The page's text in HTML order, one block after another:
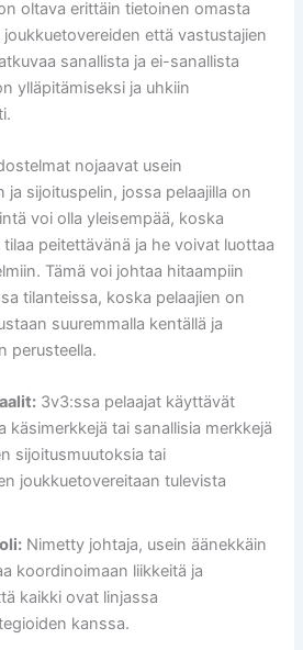
oltava erittäin tietoinen omasta
että vastustajien
sanallista ja ei-sanallista
ylläpitämiseksi ja uhkiin
nojaavat usein
ja sijoituspelin, jossa pelaajilla on
voi olla yleisempää, koska
peitettävänä ja he voivat luottaa
Tämä voi johtaa hitaampiin
tilanteissa, koska pelaajien on
suuremmalla kentällä ja
perusteella.
3v3:ssa pelaajat käyttävät
käsimerkkejä tai sanallisia merkkejä
sijoitusmuutoksia tai
joukkuetovereitaan tulevista
Nimetty johtaja, usein äänekkäin
koordinoimaan liikkeitä ja
kaikki ovat linjassa
kanssa.